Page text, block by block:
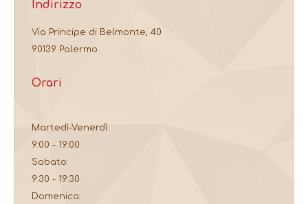
Indirizzo
Via Principe di Belmonte, 40
90139 Palermo
Orari
Martedì-Venerdì:
9:00 - 19:00
Sabato:
9:30 - 19:30
Domenica: